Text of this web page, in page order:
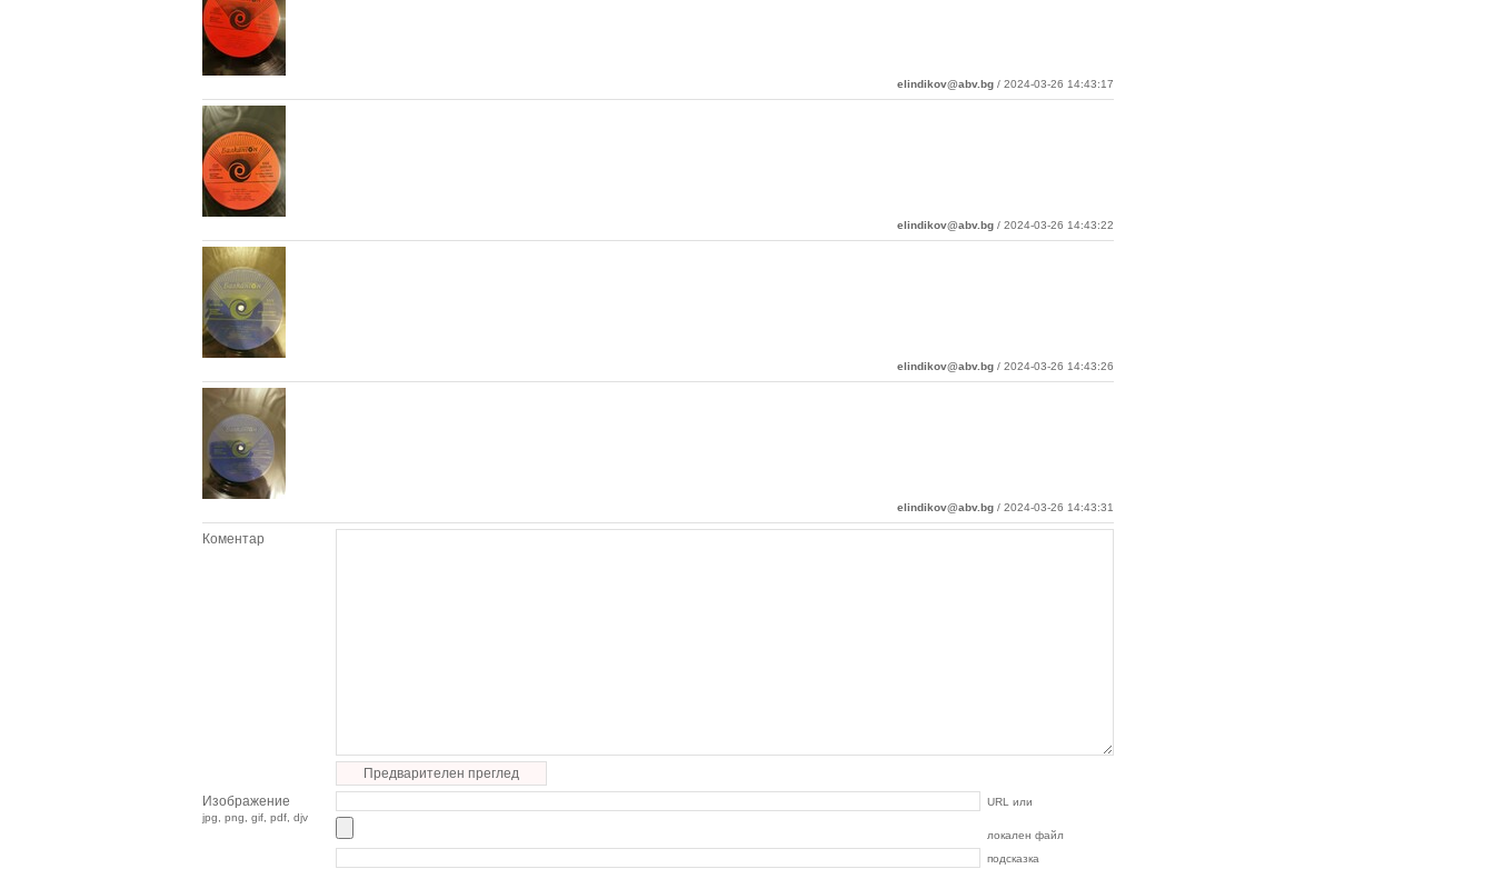
elindikov@abv.bg / 2024-03-26 14:43:17
elindikov@abv.bg / 2024-03-26 14:43:22
elindikov@abv.bg / 2024-03-26 14:43:26
elindikov@abv.bg / 2024-03-26 14:43:31
Коментар
Предварителен преглед
Изображение
jpg, png, gif, pdf, djv
URL или
локален файл
подсказка